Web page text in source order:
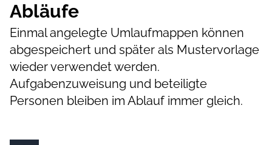
Abläufe
Einmal angelegte Umlaufmappen können
abgespeichert und später als Mustervorlage
wieder verwendet werden.
Aufgabenzuweisung und beteiligte
Personen bleiben im Ablauf immer gleich.